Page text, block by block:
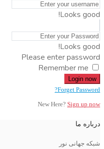
Looks good!
Looks good!
Please enter password
Remember me
Login now
Forget Password?
New Here? Sign up now
درباره ما
شبکه جهانی نور